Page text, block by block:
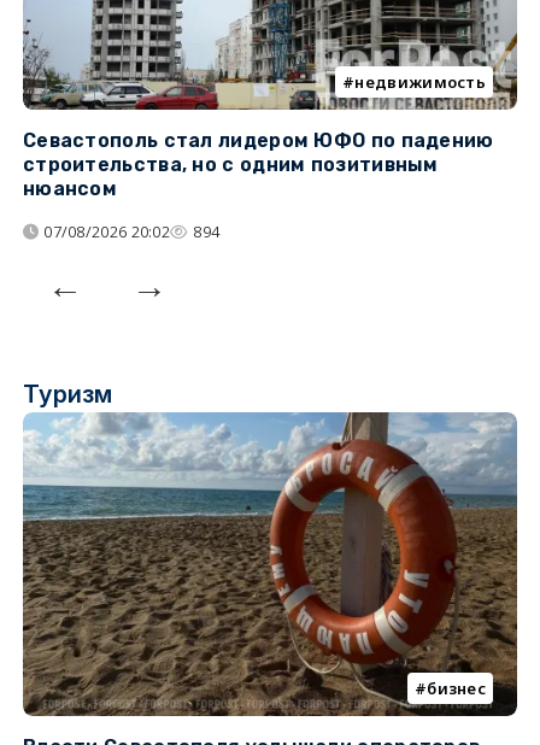
недвижимость
Севастополь стал лидером ЮФО по падению
строительства, но с одним позитивным
нюансом
07/08/2026 20:02 894
Туризм
бизнес